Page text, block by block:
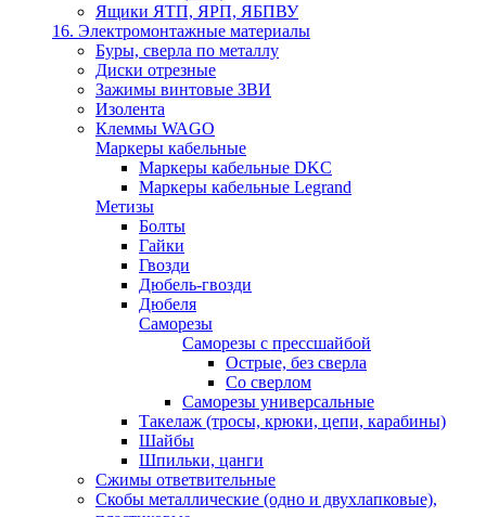
Ящики ЯТП, ЯРП, ЯБПВУ
16. Электромонтажные материалы
Буры, сверла по металлу
Диски отрезные
Зажимы винтовые ЗВИ
Изолента
Клеммы WAGO
Маркеры кабельные
Маркеры кабельные DKC
Маркеры кабельные Legrand
Метизы
Болты
Гайки
Гвозди
Дюбель-гвозди
Дюбеля
Саморезы
Саморезы с прессшайбой
Острые, без сверла
Со сверлом
Саморезы универсальные
Такелаж (тросы, крюки, цепи, карабины)
Шайбы
Шпильки, цанги
Сжимы ответвительные
Скобы металлические (одно и двухлапковые),